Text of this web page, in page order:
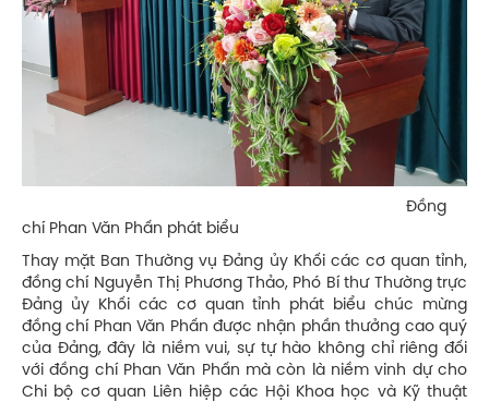
Đồng
chí Phan Văn Phấn phát biểu
Thay mặt Ban Thường vụ Đảng ủy Khối các cơ quan tỉnh,
đồng chí Nguyễn Thị Phương Thảo, Phó Bí thư Thường trực
Đảng ủy Khối các cơ quan tỉnh phát biểu chúc mừng
đồng chí Phan Văn Phấn được nhận phần thưởng cao quý
của Đảng, đây là niềm vui, sự tự hào không chỉ riêng đối
với đồng chí Phan Văn Phấn mà còn là niềm vinh dự cho
Chi bộ cơ quan Liên hiệp các Hội Khoa học và Kỹ thuật